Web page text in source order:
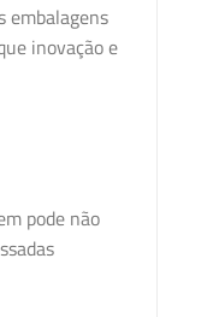
embalagens
inovação e
pode não